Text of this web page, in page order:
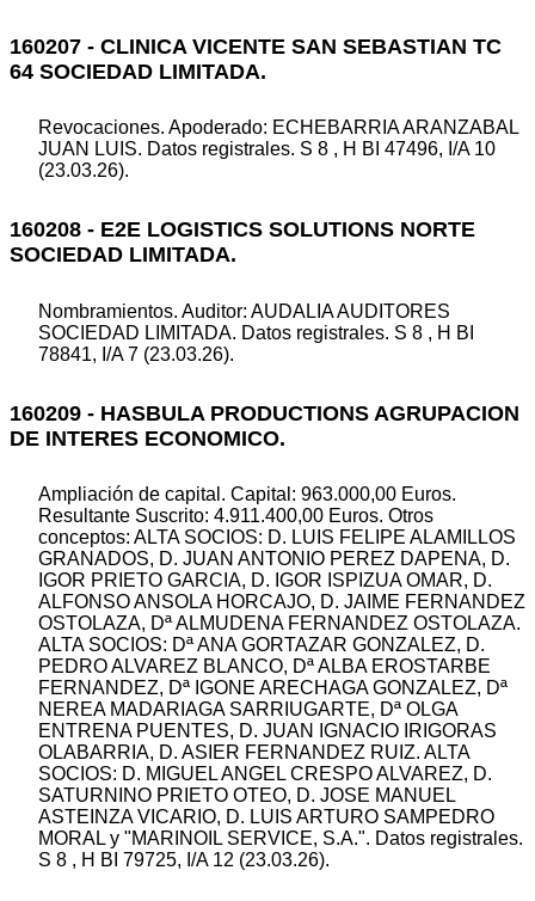
160207 - CLINICA VICENTE SAN SEBASTIAN TC
64 SOCIEDAD LIMITADA.
Revocaciones. Apoderado: ECHEBARRIA ARANZABAL
JUAN LUIS. Datos registrales. S 8 , H BI 47496, I/A 10
(23.03.26).
160208 - E2E LOGISTICS SOLUTIONS NORTE
SOCIEDAD LIMITADA.
Nombramientos. Auditor: AUDALIA AUDITORES
SOCIEDAD LIMITADA. Datos registrales. S 8 , H BI
78841, I/A 7 (23.03.26).
160209 - HASBULA PRODUCTIONS AGRUPACION
DE INTERES ECONOMICO.
Ampliación de capital. Capital: 963.000,00 Euros.
Resultante Suscrito: 4.911.400,00 Euros. Otros
conceptos: ALTA SOCIOS: D. LUIS FELIPE ALAMILLOS
GRANADOS, D. JUAN ANTONIO PEREZ DAPENA, D.
IGOR PRIETO GARCIA, D. IGOR ISPIZUA OMAR, D.
ALFONSO ANSOLA HORCAJO, D. JAIME FERNANDEZ
OSTOLAZA, Dª ALMUDENA FERNANDEZ OSTOLAZA.
ALTA SOCIOS: Dª ANA GORTAZAR GONZALEZ, D.
PEDRO ALVAREZ BLANCO, Dª ALBA EROSTARBE
FERNANDEZ, Dª IGONE ARECHAGA GONZALEZ, Dª
NEREA MADARIAGA SARRIUGARTE, Dª OLGA
ENTRENA PUENTES, D. JUAN IGNACIO IRIGORAS
OLABARRIA, D. ASIER FERNANDEZ RUIZ. ALTA
SOCIOS: D. MIGUEL ANGEL CRESPO ALVAREZ, D.
SATURNINO PRIETO OTEO, D. JOSE MANUEL
ASTEINZA VICARIO, D. LUIS ARTURO SAMPEDRO
MORAL y "MARINOIL SERVICE, S.A.". Datos registrales.
S 8 , H BI 79725, I/A 12 (23.03.26).